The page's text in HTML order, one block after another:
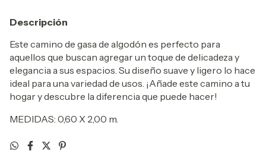
Descripción
Este camino de gasa de algodón es perfecto para
aquellos que buscan agregar un toque de delicadeza y
elegancia a sus espacios. Su diseño suave y ligero lo hace
ideal para una variedad de usos. ¡Añade este camino a tu
hogar y descubre la diferencia que puede hacer!
MEDIDAS: 0,60 X 2,00 m.